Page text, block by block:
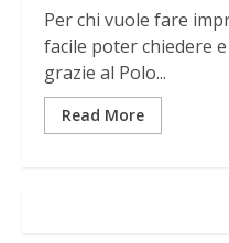
Per chi vuole fare
facile poter chiedere
grazie al Polo...
Read More